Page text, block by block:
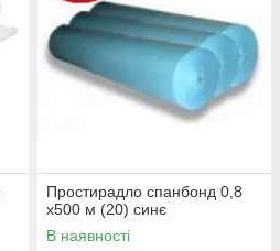
Простирадло спанбонд 0,8
х500 м (20) синє
В наявності